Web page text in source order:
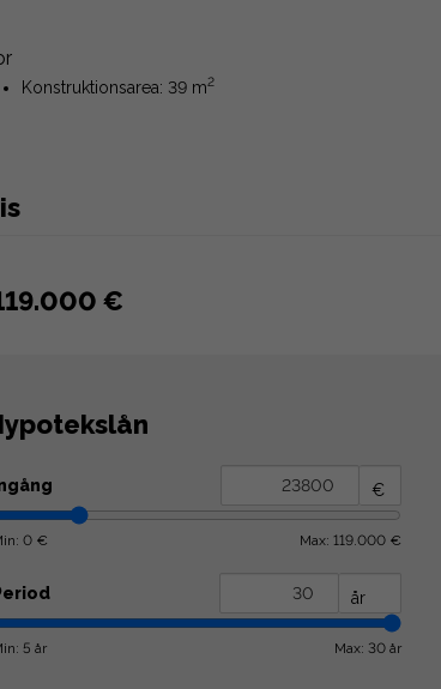
Konstruktionsarea: 39 m2
€
€
0 € Max: 119.000 €
år
5 år Max: 30 år